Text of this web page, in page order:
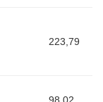
223,79
98,02